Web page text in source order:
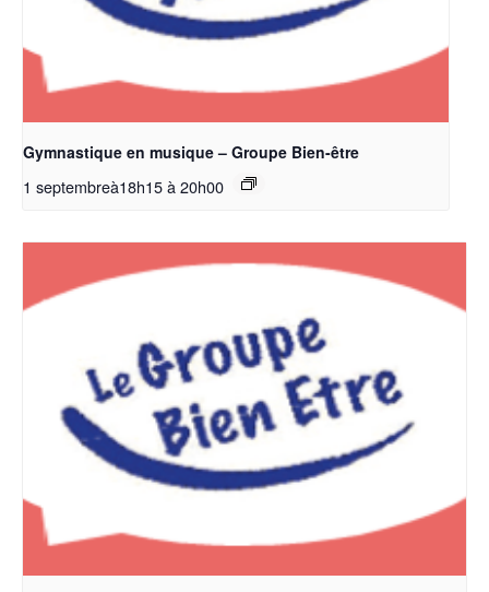
Gymnastique en musique – Groupe Bien-être
1 septembreà18h15à20h00